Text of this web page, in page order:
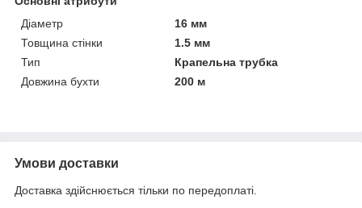
Діаметр
16 мм
Товщина стінки
1.5 мм
Тип
Крапельна трубка
Довжина бухти
200 м
Умови доставки
Доставка здійснюється тільки по передоплаті.